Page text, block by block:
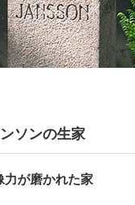
ソンの生家
力が磨かれた家